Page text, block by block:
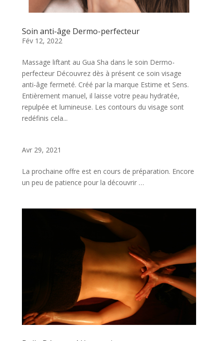
Soin anti-âge Dermo-perfecteur
Fév 12, 2022
Massage liftant au Gua Sha dans le soin Dermo-
perfecteur Découvrez dès à présent ce soin visage
anti-âge fermeté. Créé par la marque Estime et Sens.
Entièrement manuel, il laisse votre peau hydratée,
repulpée et lumineuse. Les contours du visage sont
redéfinis cela...
Avr 29, 2021
La prochaine offre est en cours de préparation. Encore
un peu de patience pour la découvrir …